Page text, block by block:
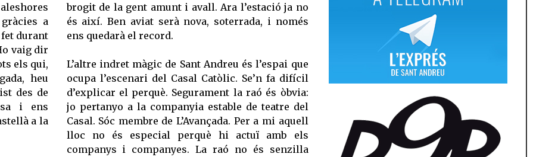
a
durant
vaig dir
els qui,
heu
des de
i ens
a la
brogit de la gent amunt i avall. Ara l’estació ja no
és així. Ben aviat serà nova, soterrada, i només
ens quedarà el record.
L’altre indret màgic de Sant Andreu és l’espai que
ocupa l’escenari del Casal Catòlic. Se’n fa difícil
d’explicar el perquè. Segurament la raó és òbvia:
jo pertanyo a la companyia estable de teatre del
Casal. Sóc membre de L’Avançada. Per a mi aquell
lloc no és especial perquè hi actuï amb els
companys i companyes. La raó no és senzilla